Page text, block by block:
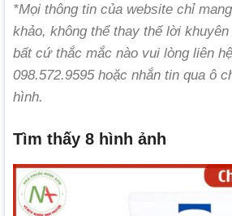
*Mọi thông tin của website chỉ
khảo, không thể thay thế lời
bất cứ thắc mắc nào vui lòng liên
098.572.9595 hoặc nhắn tin qua ô
hình.
Tìm thấy 8 hình ảnh